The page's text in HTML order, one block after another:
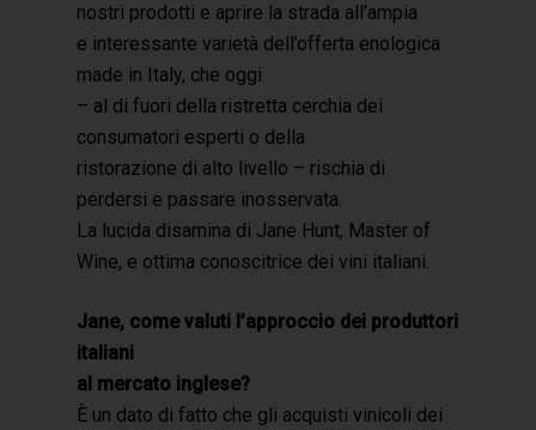
nostri prodotti e aprire la strada all’ampia
e interessante varietà dell’offerta enologica
made in Italy, che oggi
– al di fuori della ristretta cerchia dei
consumatori esperti o della
ristorazione di alto livello – rischia di
perdersi e passare inosservata.
La lucida disamina di Jane Hunt, Master of
Wine, e ottima conoscitrice dei vini italiani.
Jane, come valuti l’approccio dei produttori
italiani
al mercato inglese?
È un dato di fatto che gli acquisti vinicoli dei